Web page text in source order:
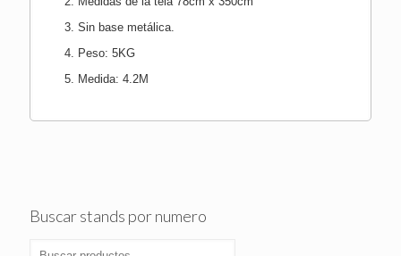
Sin base metálica.
Peso: 5KG
Medida: 4.2M
Buscar stands por numero